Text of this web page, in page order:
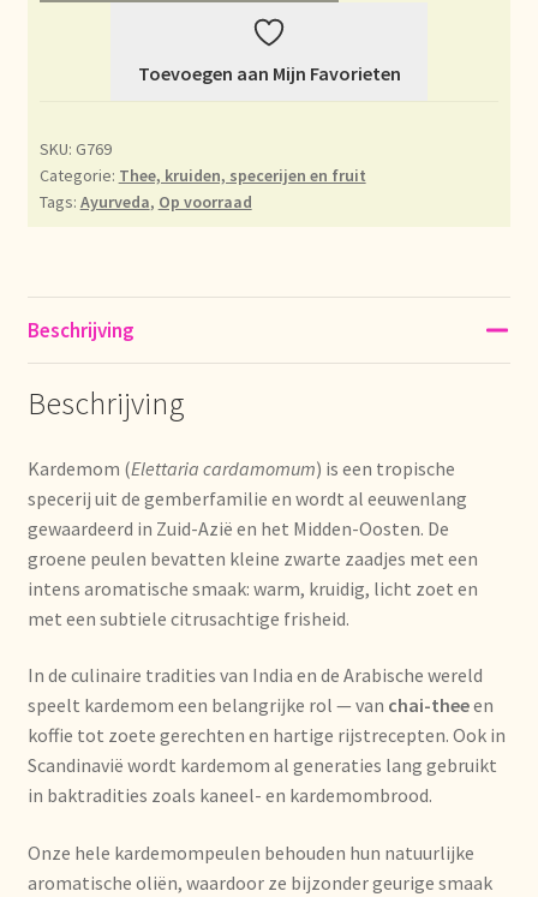
Déclaration de confidentialité
Devoluciones y garantía
Envío y entrega
Food safety
Image de marque personnelle
Impressum
Impressum
Imprint
Lagerangelegenheiten
Lebensmittelsicherheit
Lista de precios actualizada.
Toevoegen aan Mijn Favorieten
SKU: G769
Categorie: Thee, kruiden, specerijen en fruit
Tags: Ayurveda, Op voorraad
Beschrijving
Beschrijving
Kardemom (Elettaria cardamomum) is een tropische
specerij uit de gemberfamilie en wordt al eeuwenlang
gewaardeerd in Zuid-Azië en het Midden-Oosten. De
groene peulen bevatten kleine zwarte zaadjes met een
intens aromatische smaak: warm, kruidig, licht zoet en
met een subtiele citrusachtige frisheid.
In de culinaire tradities van India en de Arabische wereld
speelt kardemom een belangrijke rol — van chai-theeen
koffie tot zoete gerechten en hartige rijstrecepten. Ook in
Scandinavië wordt kardemom al generaties lang gebruikt
in baktradities zoals kaneel- en kardemombrood.
Onze hele kardemompeulen behouden hun natuurlijke
aromatische oliën, waardoor ze bijzonder geurige smaak